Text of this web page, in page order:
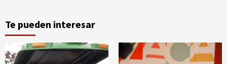
Te pueden interesar